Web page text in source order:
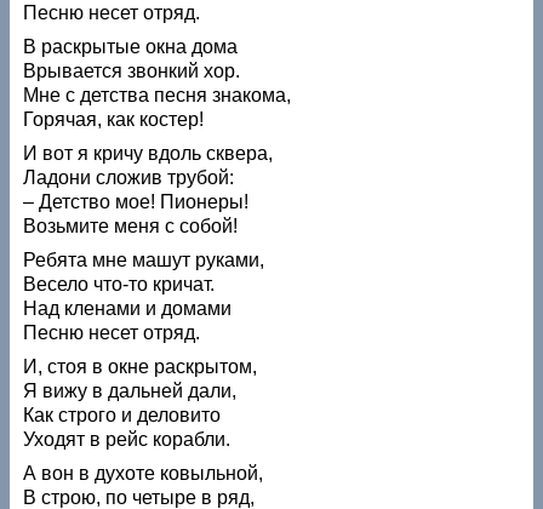
Песню несет отряд.
В раскрытые окна дома
Врывается звонкий хор.
Мне с детства песня знакома,
Горячая, как костер!
И вот я кричу вдоль сквера,
Ладони сложив трубой:
– Детство мое! Пионеры!
Возьмите меня с собой!
Ребята мне машут руками,
Весело что-то кричат.
Над кленами и домами
Песню несет отряд.
И, стоя в окне раскрытом,
Я вижу в дальней дали,
Как строго и деловито
Уходят в рейс корабли.
А вон в духоте ковыльной,
В строю, по четыре в ряд,